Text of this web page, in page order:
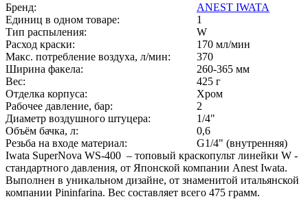
Бренд:
ANEST IWATA
Единиц в одном товаре:
1
Тип распыления:
W
Расход краски:
170 мл/мин
Макс. потребление воздуха, л/мин:
370
Ширина факела:
260-365 мм
Вес:
425 г
Отделка корпуса:
Хром
Рабочее давление, бар:
2
Диаметр воздушного штуцера:
1/4"
Объём бачка, л:
0,6
Резьба на входе материал:
G1/4" (внутренняя)
Iwata SuperNova WS-400 – топовый краскопульт линейки W -
стандартного давления, от Японской компании Anest Iwata.
Выполнен в уникальном дизайне, от знаменитой итальянской
компании Pininfarina. Вес составляет всего 475 грамм.